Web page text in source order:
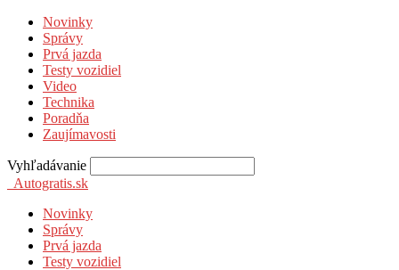
Novinky
Správy
Prvá jazda
Testy vozidiel
Video
Technika
Poradňa
Zaujímavosti
Vyhľadávanie
Autogratis.sk
Novinky
Správy
Prvá jazda
Testy vozidiel